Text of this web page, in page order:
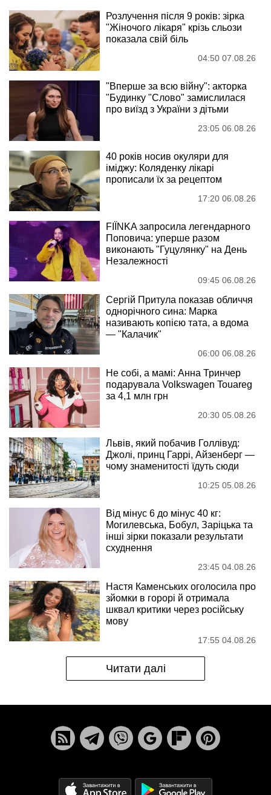
Розлучення після 9 років: зірка
"Жіночого лікаря" крізь сльози
показала свій біль
04:50 07.08.26
"Вперше за всю війну": акторка
"Будинку "Слово" замислилася
про виїзд з України з дітьми
23:05 06.08.26
40 років носив окуляри для
іміджу: Коляденку лікарі
прописали їх за рецептом
17:20 06.08.26
FIÏNKA запросила легендарного
Поповича: уперше разом
виконають "Гуцулянку" на День
Незалежності
09:45 06.08.26
Сергій Притула показав обличчя
однорічного сина: Марка
називають копією тата, а вдома
— "Калачик"
06:00 06.08.26
Не собі, а мамі: Анна Тринчер
подарувала Volkswagen Touareg
за 4,1 млн грн
20:30 05.08.26
Львів, який побачив Голлівуд:
Джолі, принц Гаррі, Айзенберг —
чому знаменитості їдуть сюди
10:25 05.08.26
Від мінус 6 до мінус 40 кг:
Могилевська, Бобул, Заріцька та
інші зірки показали результати
схуднення
23:45 04.08.26
Настя Каменських оголосила про
зйомки в горорі й отримала
шквал критики через російську
мову
17:55 04.08.26
Читати далі